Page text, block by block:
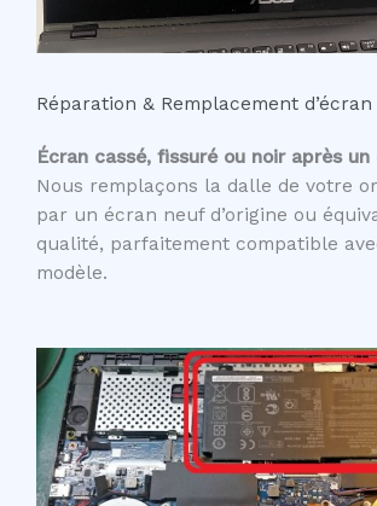
Réparation & Remplacement d’écran
Écran cassé, fissuré ou noir après un
Nous remplaçons la dalle de votre
par un écran neuf d’origine ou
qualité, parfaitement compatible
modèle.